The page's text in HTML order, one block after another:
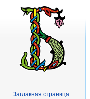
Заглавная страница